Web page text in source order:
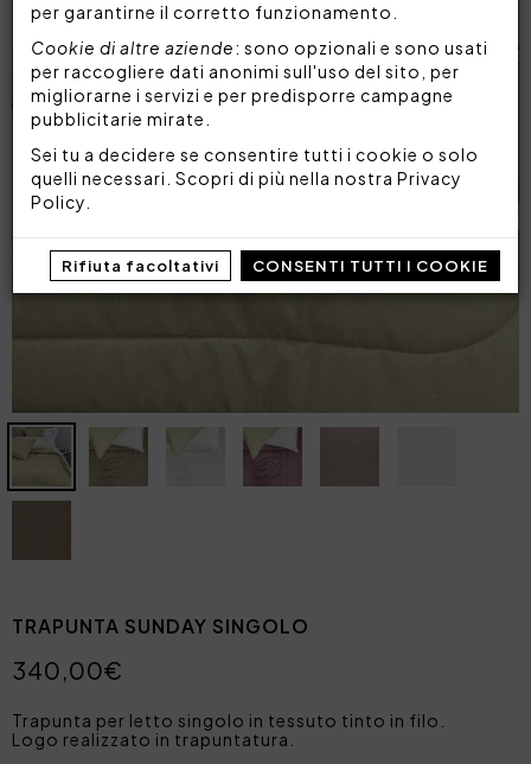
per garantirne il corretto funzionamento.
Cookie di altre aziende: sono opzionali e sono usati
per raccogliere dati anonimi sull'uso del sito, per
migliorarne i servizi e per predisporre campagne
pubblicitarie mirate.
Sei tu a decidere se consentire tutti i cookie o solo
quelli necessari. Scopri di più nella nostra Privacy
Policy
Rifiuta facoltativi CONSENTI TUTTI I COOKIE
TRAPUNTA SUNDAY SINGOLO
340,00€
Trapunta per letto singolo in tessuto tinto in filo.
Logo realizzato in trapuntatura.